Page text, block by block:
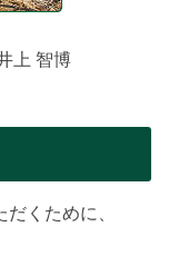
上 智博
くために、